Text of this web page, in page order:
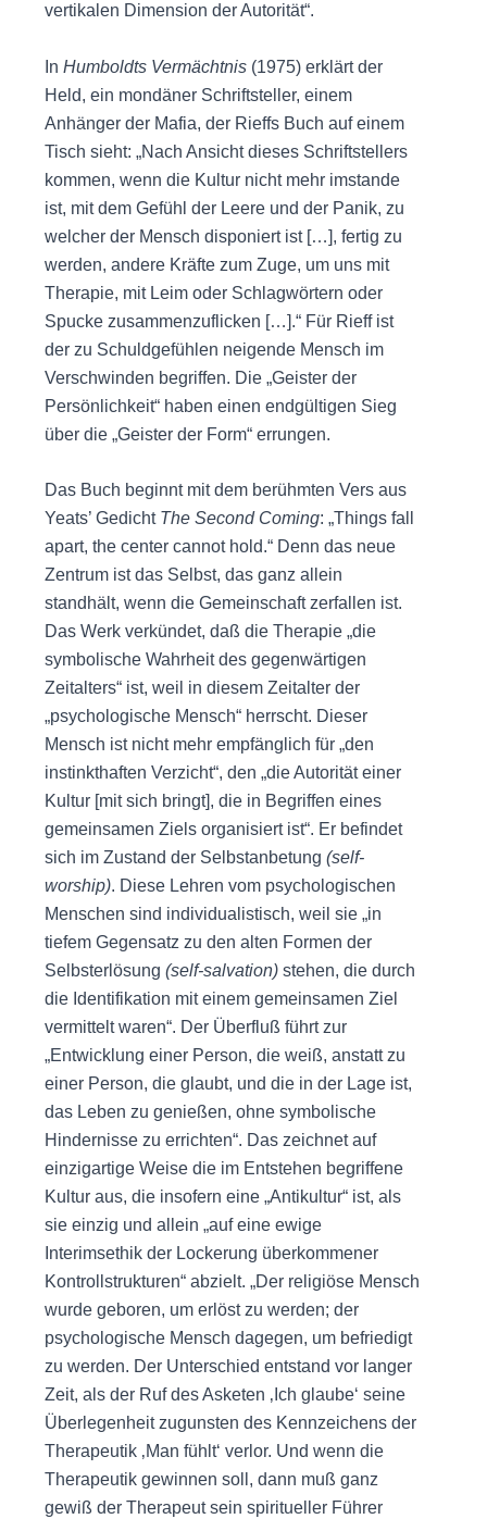
vertikalen Dimension der Autorität“.
In Humboldts Vermächtnis(1975) erklärt der
Held, ein mondäner Schriftsteller, einem
Anhänger der Mafia, der Rieffs Buch auf einem
Tisch sieht: „Nach Ansicht dieses Schriftstellers
kommen, wenn die Kultur nicht mehr imstande
ist, mit dem Gefühl der Leere und der Panik, zu
welcher der Mensch disponiert ist […], fertig zu
werden, andere Kräfte zum Zuge, um uns mit
Therapie, mit Leim oder Schlagwörtern oder
Spucke zusammenzuflicken […].“ Für Rieff ist
der zu Schuldgefühlen neigende Mensch im
Verschwinden begriffen. Die „Geister der
Persönlichkeit“ haben einen endgültigen Sieg
über die „Geister der Form“ errungen.
Das Buch beginnt mit dem berühmten Vers aus
Yeats’ Gedicht The Second Coming: „Things fall
apart, the center cannot hold.“ Denn das neue
Zentrum ist das Selbst, das ganz allein
standhält, wenn die Gemeinschaft zerfallen ist.
Das Werk verkündet, daß die Therapie „die
symbolische Wahrheit des gegenwärtigen
Zeitalters“ ist, weil in diesem Zeitalter der
„psychologische Mensch“ herrscht. Dieser
Mensch ist nicht mehr empfänglich für „den
instinkthaften Verzicht“, den „die Autorität einer
Kultur [mit sich bringt], die in Begriffen eines
gemeinsamen Ziels organisiert ist“. Er befindet
sich im Zustand der Selbstanbetung (self-
worship). Diese Lehren vom psychologischen
Menschen sind individualistisch, weil sie „in
tiefem Gegensatz zu den alten Formen der
Selbsterlösung (self-salvation)stehen, die durch
die Identifikation mit einem gemeinsamen Ziel
vermittelt waren“. Der Überfluß führt zur
„Entwicklung einer Person, die weiß, anstatt zu
einer Person, die glaubt, und die in der Lage ist,
das Leben zu genießen, ohne symbolische
Hindernisse zu errichten“. Das zeichnet auf
einzigartige Weise die im Entstehen begriffene
Kultur aus, die insofern eine „Antikultur“ ist, als
sie einzig und allein „auf eine ewige
Interimsethik der Lockerung überkommener
Kontrollstrukturen“ abzielt. „Der religiöse Mensch
wurde geboren, um erlöst zu werden; der
psychologische Mensch dagegen, um befriedigt
zu werden. Der Unterschied entstand vor langer
Zeit, als der Ruf des Asketen ‚Ich glaube‘ seine
Überlegenheit zugunsten des Kennzeichens der
Therapeutik ‚Man fühlt‘ verlor. Und wenn die
Therapeutik gewinnen soll, dann muß ganz
gewiß der Therapeut sein spiritueller Führer